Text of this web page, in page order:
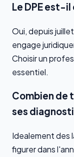
Le DPE est-
Oui, depuis
engage
Choisir un
essentiel.
Combien de
ses
Idealement des
figurer dans